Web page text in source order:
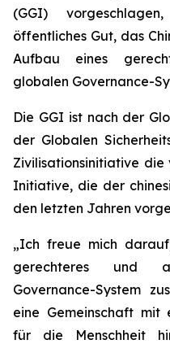
(GGI)
öffentliches Gut, das
Aufbau eines
globalen Governance-
Die GGI ist nach der
der Globalen
Zivilisationsinitiative
Initiative, die der
den letzten Jahren
„Ich freue mich
gerechteres und
Governance-System
eine Gemeinschaft mit
für die Menschheit